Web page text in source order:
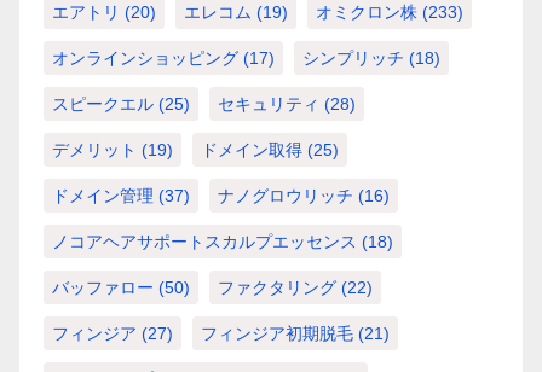
エアトリ (20) エレコム (19) オミクロン株 (233)
オンラインショッピング (17) シンプリッチ (18)
スピークエル (25) セキュリティ (28)
デメリット (19) ドメイン取得 (25)
ドメイン管理 (37) ナノグロウリッチ (16)
ノコアヘアサポートスカルプエッセンス (18)
バッファロー (50) ファクタリング (22)
フィンジア (27) フィンジア初期脱毛 (21)